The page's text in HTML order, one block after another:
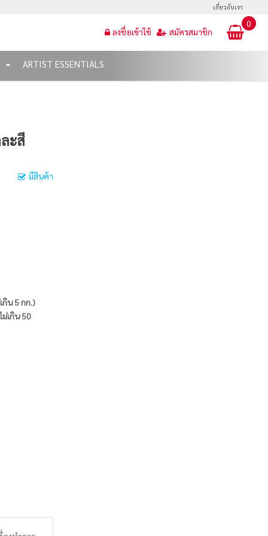
เกี่ยวกับเรา
0
ลงชื่อเข้าใช้ สมัครสมาชิก
ARTIST ESSENTIALS
ะสี
มีสินค้า
กิน 5 กก.)
เกิน 50